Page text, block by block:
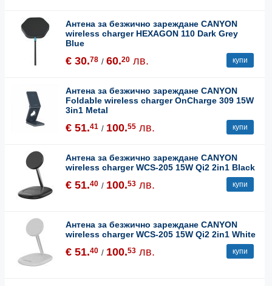
Антена за безжично зареждане CANYON
wireless charger HEXAGON 110 Dark Grey
Blue
€ 30.78 / 60.20 лв. купи
Антена за безжично зареждане CANYON
Foldable wireless charger OnCharge 309 15W
3in1 Metal
€ 51.41 / 100.55 лв. купи
Антена за безжично зареждане CANYON
wireless charger WCS-205 15W Qi2 2in1 Black
€ 51.40 / 100.53 лв. купи
Антена за безжично зареждане CANYON
wireless charger WCS-205 15W Qi2 2in1 White
€ 51.40 / 100.53 лв. купи